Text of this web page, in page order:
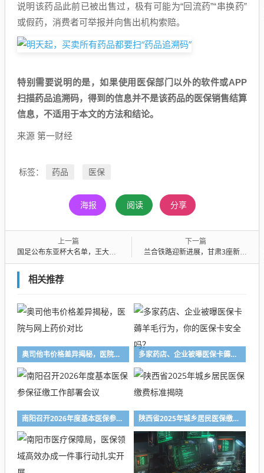
说明该药品此前已被出售过，极有可能为“回流药”“串换药”
或假药，消费者可举报并向售出机构索赔。
特别需要说明的是，如果使用医保部门以外的软件或APP
扫描药品追溯码，得到的信息并不是该药品的医保销售结算
信息，不适用于本文的方法和结论。
来源 第一财经
标签： 药品 医保
海报 阅读 分享
上一篇
国足公布东亚杯大名单，王大雷落选
下一篇
兰合铁路迎新进展，甘肃3座新车站效果图惊艳亮相
相关推荐
奥司他韦价格差异揭秘，医院与网上药价对比 多家药店、企业被曝医保卡薅羊毛行为，你的医保卡安全吗？
南阳召开2026年度基本医保参保征缴工作部署会议 陕西省2025年城乡居民医保缴费标准揭晓